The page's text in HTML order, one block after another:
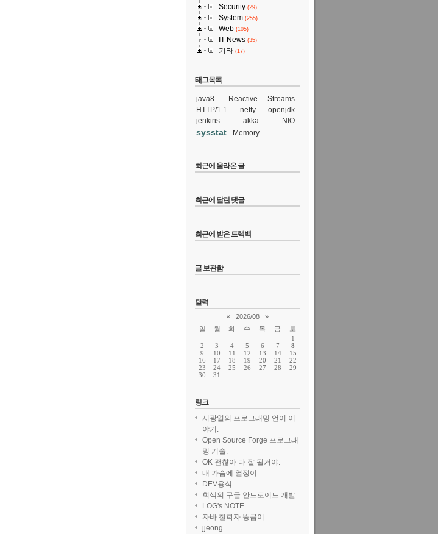
Security (29)
System (255)
Web (105)
IT News (35)
기타 (17)
태그목록
java8
Reactive Streams
HTTP/1.1
netty
openjdk
jenkins
akka NIO
sysstat Memory
최근에 올라온 글
최근에 달린 댓글
최근에 받은 트랙백
글 보관함
달력
« 2026/08
»
일
월 화 수 목 금
토
1
2
3 4 5 6 7
8
9
10 11 12 13 14
15
16
17 18 19 20 21
22
23
24 25 26 27 28
29
30
31
링크
서광열의 프로그래밍 언어 이
야기.
Open Source Forge 프로그래
밍 기술.
OK 괜찮아 다 잘 될거야.
내 가슴에 열정이....
DEV용식.
회색의 구글 안드로이드 개발.
LOG's NOTE.
자바 철학자 뚱곰이.
jjeong.